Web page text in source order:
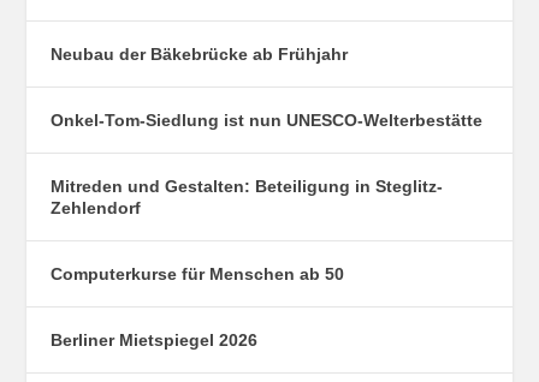
Neubau der Bäkebrücke ab Frühjahr
Onkel-Tom-Siedlung ist nun UNESCO-Welterbestätte
Mitreden und Gestalten: Beteiligung in Steglitz-
Zehlendorf
Computerkurse für Menschen ab 50
Berliner Mietspiegel 2026